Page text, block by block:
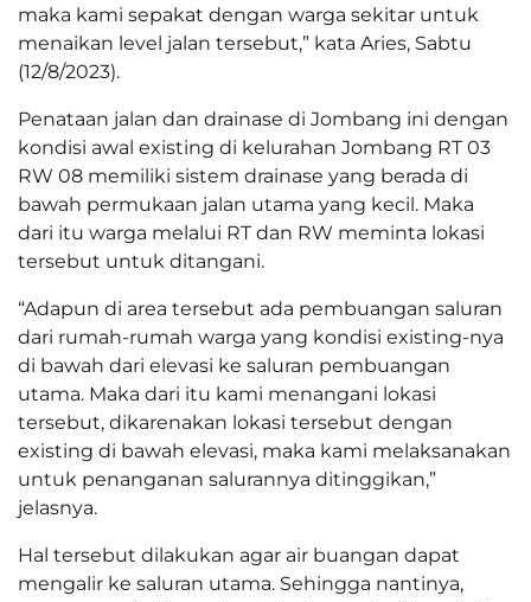
maka kami sepakat dengan warga sekitar untuk
menaikan level jalan tersebut,” kata Aries, Sabtu
(12/8/2023).
Penataan jalan dan drainase di Jombang ini dengan
kondisi awal existing di kelurahan Jombang RT 03
RW 08 memiliki sistem drainase yang berada di
bawah permukaan jalan utama yang kecil. Maka
dari itu warga melalui RT dan RW meminta lokasi
tersebut untuk ditangani.
“Adapun di area tersebut ada pembuangan saluran
dari rumah-rumah warga yang kondisi existing-nya
di bawah dari elevasi ke saluran pembuangan
utama. Maka dari itu kami menangani lokasi
tersebut, dikarenakan lokasi tersebut dengan
existing di bawah elevasi, maka kami melaksanakan
untuk penanganan salurannya ditinggikan,”
jelasnya.
Hal tersebut dilakukan agar air buangan dapat
mengalir ke saluran utama. Sehingga nantinya,